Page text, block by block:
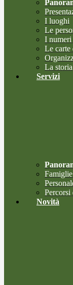
I luoghi
Le
I numeri
Le carte
La storia
Servizi
Percorsi
Novità